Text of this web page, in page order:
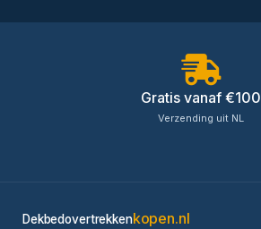
Gratis vanaf €100
Verzending uit NL
Dekbedovertrekkenkopen.nl